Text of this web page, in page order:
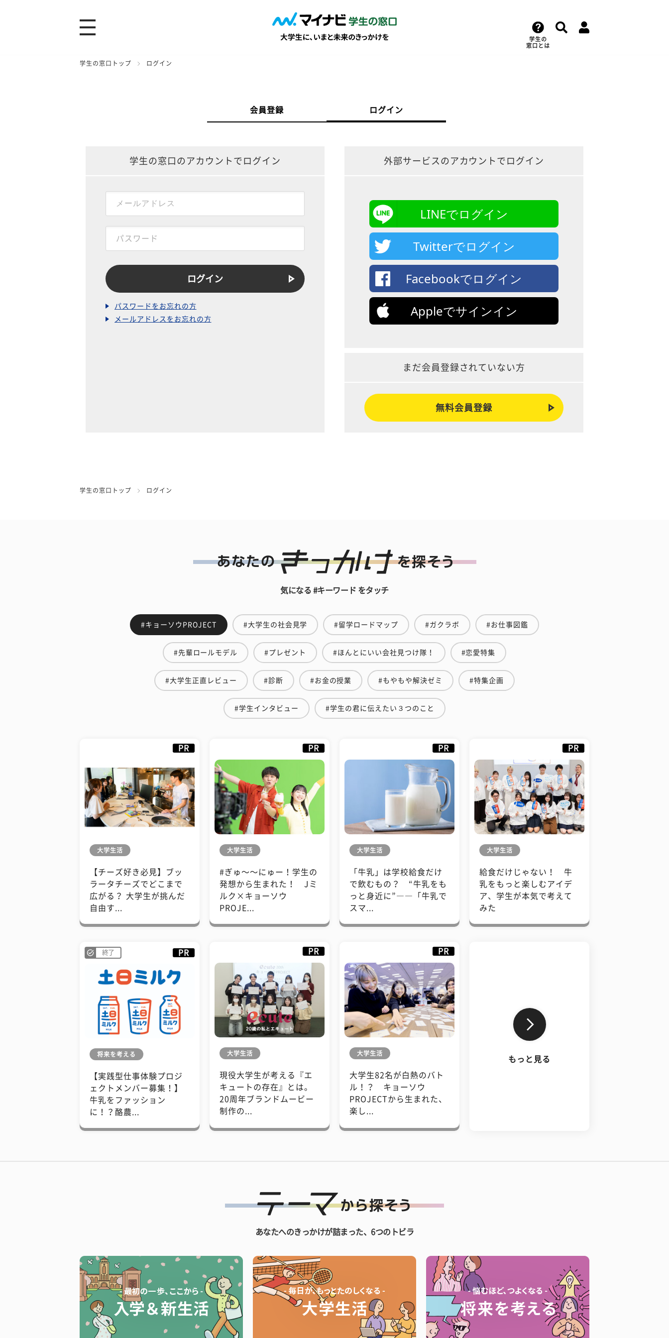
学生の
窓口とは
学生の窓口トップ ログイン
会員登録 ログイン
学生の窓口のアカウントでログイン
パスワードをお忘れの方
メールアドレスをお忘れの方
外部サービスのアカウントでログイン
LINEでログイン
Twitterでログイン
Facebookでログイン
Appleでサインイン
まだ会員登録されていない方
無料会員登録
学生の窓口トップ ログイン
気になる #キーワード をタッチ
#キョーソウPROJECT #大学生の社会見学 #留学ロードマップ #ガクラボ #お仕事図鑑
#先輩ロールモデル #プレゼント #ほんとにいい会社見つけ隊！ #恋愛特集
#大学生正直レビュー #診断 #お金の授業 #もやもや解決ゼミ #特集企画
#学生インタビュー #学生の君に伝えたい３つのこと
PR
大学生活
【チーズ好き必見】ブッ
ラータチーズでどこまで
広がる？ 大学生が挑んだ
自由す...
PR
大学生活
#ぎゅ〜〜にゅー！学生の
発想から生まれた！ Jミ
ルク×キョーソウ
PROJE...
PR
大学生活
「牛乳」は学校給食だけ
で飲むもの？ “牛乳をも
っと身近に”――「牛乳で
スマ...
PR
大学生活
給食だけじゃない！ 牛
乳をもっと楽しむアイデ
ア、学生が本気で考えて
みた
終了 PR
将来を考える
【実践型仕事体験プロジ
ェクトメンバー募集！】
牛乳をファッション
に！？酪農...
PR
大学生活
現役大学生が考える『エ
キュートの存在』とは。
20周年ブランドムービー
制作の...
PR
大学生活
大学生82名が白熱のバト
ル！？ キョーソウ
PROJECTから生まれた、
楽し...
もっと見る
あなたへのきっかけが詰まった、6つのトビラ